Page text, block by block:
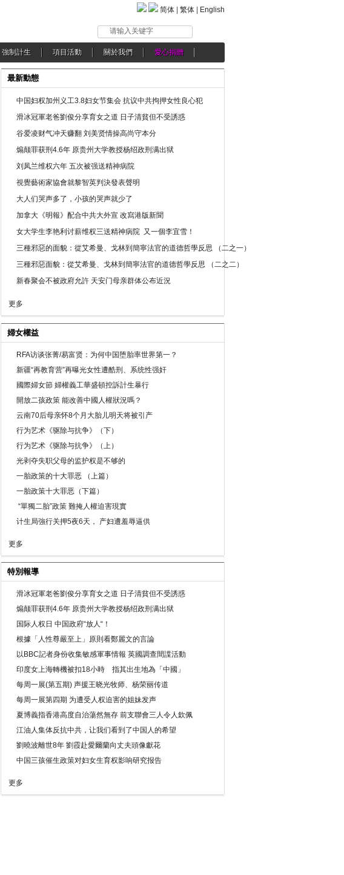
简体 繁体 English
请输入关键字
強制計生 項目活動 關於我們 愛心捐贈
最新動態
中国妇权加州义工3.8妇女节集会 抗议中共拘押女性良心犯
滑冰冠軍老爸劉俊分享育女之道 日子清貧但不受誘惑
谷爱凌财气冲天赚翻 刘美贤情操高尚守本分
煽颠罪获刑4.6年 原贵州大学教授杨绍政刑满出狱
刘凤兰维权六年 五次被强送精神病院
視覺藝術家協會就黎智英判決發表聲明
大人们哭声多了，小孩的哭声就少了
加拿大《明報》配合中共大外宣 改寫港版新聞
女大学生李艳利讨薪维权三送精神病院 又一個李宜雪！
三種邪惡的面貌：從艾希曼、戈林到簡寧法官的道德哲學反思 （二之一）
三種邪惡面貌：從艾希曼、戈林到簡寧法官的道德哲學反思 （二之二）
新春聚会不被政府允許 天安门母亲群体公布近況
更多
婦女權益
RFA访谈张菁/易富贤：为何中国堕胎率世界第一？
新疆“再教育营”再曝光女性遭酷刑、系统性强奸
國際婦女節 婦權義工華盛頓控訴計生暴行
開放二孩政策 能改善中國人權狀況嗎？
云南70后母亲怀8个月大胎儿明天将被引产
行为艺术《驱除与抗争》（下）
行为艺术《驱除与抗争》（上）
光剥夺失职父母的监护权是不够的
一胎政策的十大罪恶 （上篇）
一胎政策十大罪恶（下篇）
“單獨二胎”政策 難掩人權迫害現實
计生局強行关押5夜6天， 产妇遭羞辱逼供
更多
特別報導
滑冰冠軍老爸劉俊分享育女之道 日子清貧但不受誘惑
煽颠罪获刑4.6年 原贵州大学教授杨绍政刑满出狱
国际人权日 中国政府“放人“！
根據「人性尊嚴至上」原則看鄭麗文的言論
以BBC記者身份收集敏感軍事情報 英國調查間諜活動
印度女上海轉機被扣18小時 指其出生地為「中國」
每周一展(第五期) 声援王晓光牧师、杨荣丽传道
每周一展第四期 为遭受人权迫害的姐妹发声
夏博義指香港高度自治蕩然無存 前支聯會三人令人欽佩
江油人集体反抗中共，让我们看到了中国人的希望
劉曉波離世8年 劉霞赴愛爾蘭向丈夫頭像獻花
中国三孩催生政策对妇女生育权影响研究报告
更多